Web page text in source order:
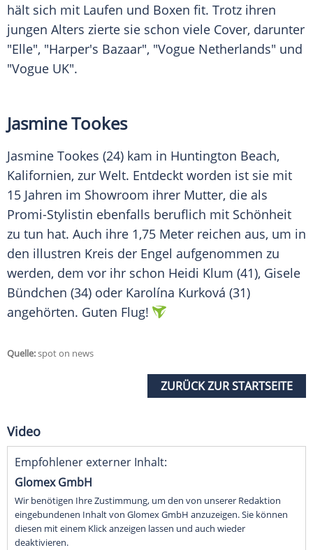
hält sich mit Laufen und Boxen fit. Trotz ihren
jungen Alters zierte sie schon viele Cover, darunter
"Elle", "Harper's Bazaar", "Vogue Netherlands" und
"Vogue UK".
Jasmine Tookes
Jasmine Tookes (24) kam in Huntington Beach,
Kalifornien, zur Welt. Entdeckt worden ist sie mit
15 Jahren im Showroom ihrer Mutter, die als
Promi-Stylistin ebenfalls beruflich mit Schönheit
zu tun hat. Auch ihre 1,75 Meter reichen aus, um in
den illustren Kreis der Engel aufgenommen zu
werden, dem vor ihr schon Heidi Klum (41), Gisele
Bündchen (34) oder Karolína Kurková (31)
angehörten. Guten Flug!
Quelle:spot on news
ZURÜCK ZUR STARTSEITE
Video
Empfohlener externer Inhalt:
Glomex GmbH
Wir benötigen Ihre Zustimmung, um den von unserer Redaktion
eingebundenen Inhalt von Glomex GmbH anzuzeigen. Sie können
diesen mit einem Klick anzeigen lassen und auch wieder
deaktivieren.